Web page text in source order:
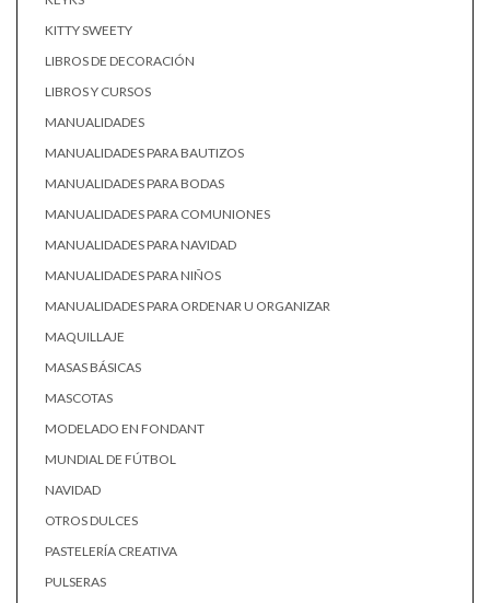
KITTY SWEETY
LIBROS DE DECORACIÓN
LIBROS Y CURSOS
MANUALIDADES
MANUALIDADES PARA BAUTIZOS
MANUALIDADES PARA BODAS
MANUALIDADES PARA COMUNIONES
MANUALIDADES PARA NAVIDAD
MANUALIDADES PARA NIÑOS
MANUALIDADES PARA ORDENAR U ORGANIZAR
MAQUILLAJE
MASAS BÁSICAS
MASCOTAS
MODELADO EN FONDANT
MUNDIAL DE FÚTBOL
NAVIDAD
OTROS DULCES
PASTELERÍA CREATIVA
PULSERAS